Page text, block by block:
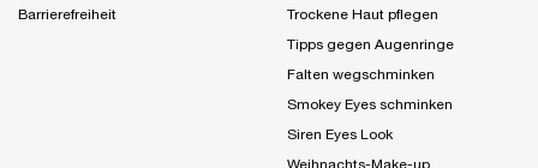
Barrierefreiheit Trockene Haut pflegen
Tipps gegen Augenringe
Falten wegschminken
Smokey Eyes schminken
Siren Eyes Look
Weihnachts-Make-up